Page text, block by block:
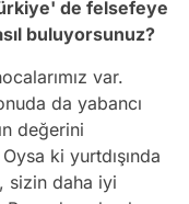
de felsefeye
buluyorsunuz?
var.
da yabancı
değerini
ki yurtdışında
sizin daha iyi